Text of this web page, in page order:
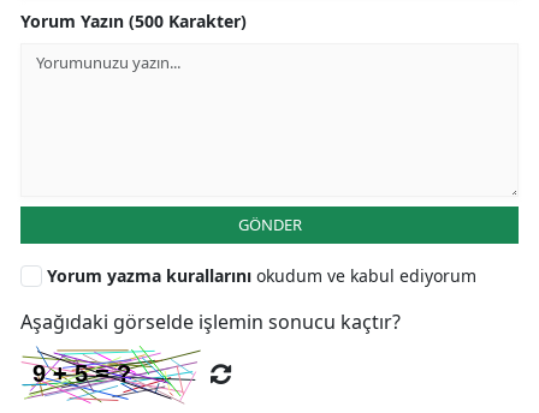
Yorum Yazın (500 Karakter)
GÖNDER
Yorum yazma kurallarını okudum ve kabul ediyorum
Aşağıdaki görselde işlemin sonucu kaçtır?